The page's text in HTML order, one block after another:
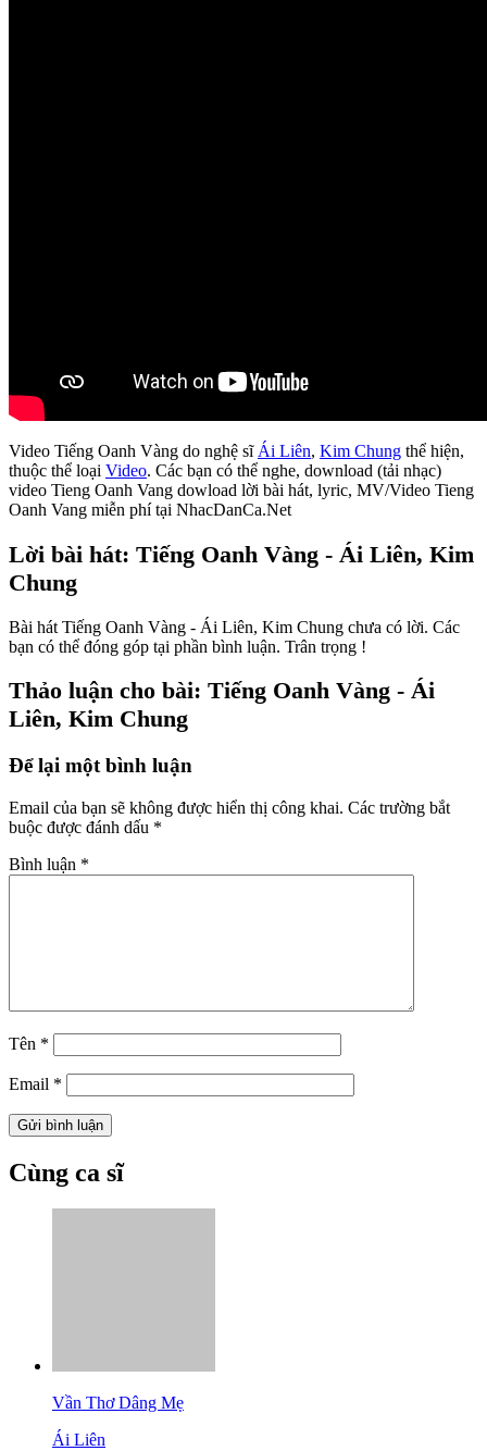
Video Tiếng Oanh Vàng do nghệ sĩÁi Liên, Kim Chung thể hiện,
thuộc thể loại Video. Các bạn có thể nghe, download (tải nhạc)
video Tieng Oanh Vang dowload lời bài hát, lyric, MV/Video Tieng
Oanh Vang miễn phí tại NhacDanCa.Net
Lời bài hát: Tiếng Oanh Vàng - Ái Liên, Kim
Chung
Bài hát Tiếng Oanh Vàng - Ái Liên, Kim Chung chưa có lời. Các
bạn có thể đóng góp tại phần bình luận. Trân trọng !
Thảo luận cho bài: Tiếng Oanh Vàng - Ái
Liên, Kim Chung
Để lại một bình luận
Email của bạn sẽ không được hiển thị công khai. Các trường bắt
buộc được đánh dấu *
Bình luận *
Tên *
Email *
Cùng ca sĩ
Vần Thơ Dâng Mẹ
Ái Liên